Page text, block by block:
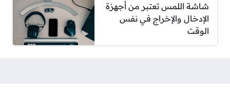
شاشة اللمس تعتبر من أجهزة
الإدخال والإخراج في نفس
الوقت